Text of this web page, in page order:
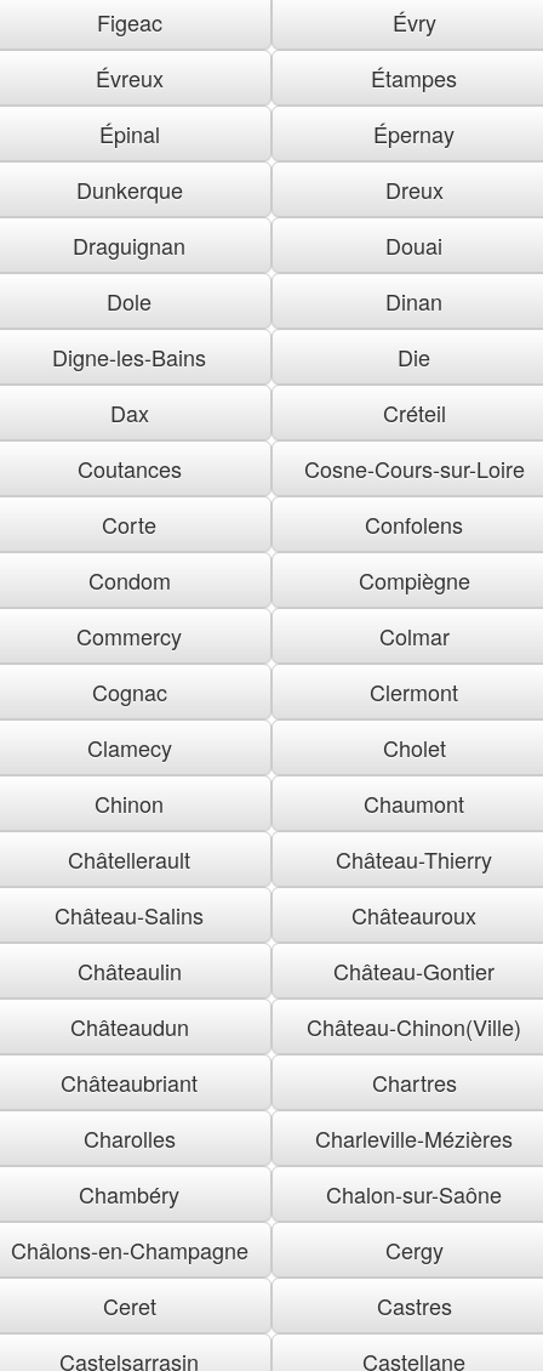
Figeac
Évry
Évreux
Étampes
Épinal
Épernay
Dunkerque
Dreux
Draguignan
Douai
Dole
Dinan
Digne-les-Bains
Die
Dax
Créteil
Coutances
Cosne-Cours-sur-Loire
Corte
Confolens
Condom
Compiègne
Commercy
Colmar
Cognac
Clermont
Clamecy
Cholet
Chinon
Chaumont
Châtellerault
Château-Thierry
Château-Salins
Châteauroux
Châteaulin
Château-Gontier
Châteaudun
Château-Chinon(Ville)
Châteaubriant
Chartres
Charolles
Charleville-Mézières
Chambéry
Chalon-sur-Saône
Châlons-en-Champagne
Cergy
Ceret
Castres
Castelsarrasin
Castellane